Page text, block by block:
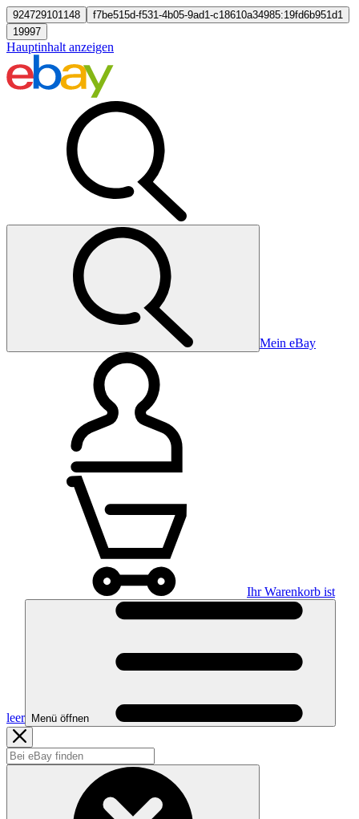
924729101148
f7be515d-f531-4b05-9ad1-c18610a34985:19fd6b951d1
19997
Hauptinhalt anzeigen
Mein eBay
Ihr Warenkorb ist
leer Menü öffnen